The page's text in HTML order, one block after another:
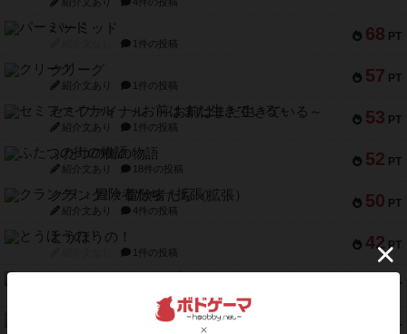
68 PT
パーミッド
1件の投稿
57 PT
クリーグ
紹介文あり 1件の投稿
53 PT
セミファイナル ～お前はまだ生きている～
紹介文あり 1件の投稿
52 PT
ふたつの街の物語
紹介文あり 18件の投稿
50 PT
クランク! ：冒険者たち（拡張）
紹介文あり 4件の投稿
42 PT
とうほうの！
1件の投稿
PT
2件の投稿
PT